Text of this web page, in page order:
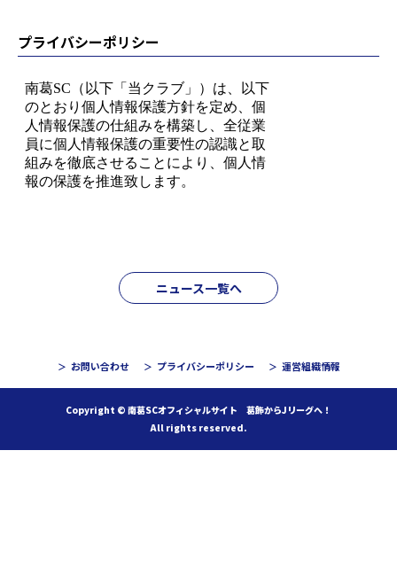
プライバシーポリシー
ニュース一覧へ
お問い合わせ プライバシーポリシー 運営組織情報
Copyright © 南葛SCオフィシャルサイト 葛飾からJリーグへ！
All rights reserved.